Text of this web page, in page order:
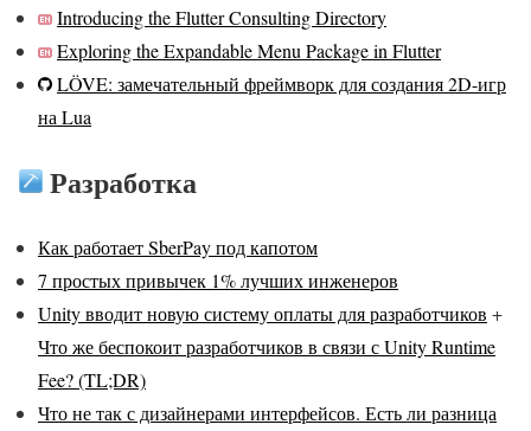
Introducing the Flutter Consulting Directory
Exploring the Expandable Menu Package in Flutter
LÖVE: замечательный фреймворк для создания 2D-игр
на Lua
Разработка
Как работает SberPay под капотом
7 простых привычек 1% лучших инженеров
Unity вводит новую систему оплаты для разработчиков +
Что же беспокоит разработчиков в связи с Unity Runtime
Fee? (TL;DR)
Что не так с дизайнерами интерфейсов. Есть ли разница